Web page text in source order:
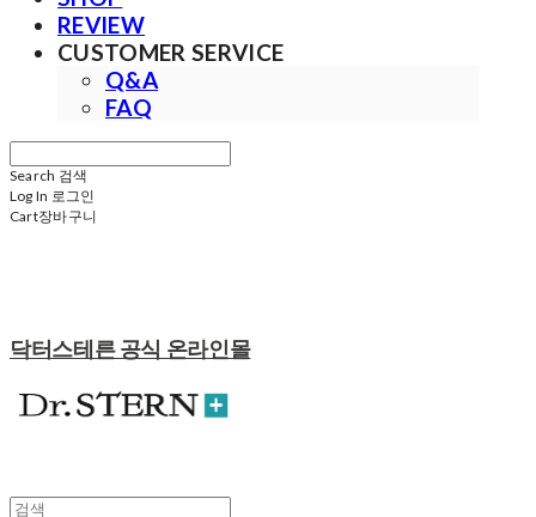
REVIEW
CUSTOMER SERVICE
Q&A
FAQ
Search 검색
Log In 로그인
Cart장바구니
닥터스테른 공식 온라인몰